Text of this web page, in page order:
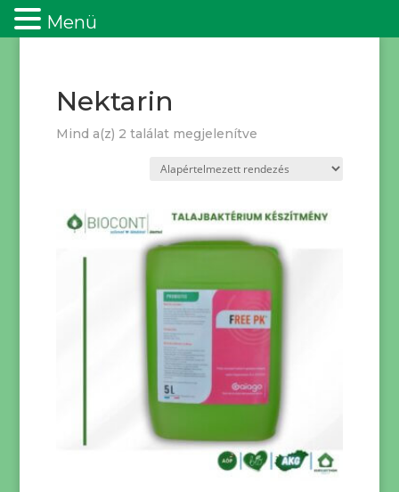
Nektarin
Mind a(z) 2 találat megjelenítve
Menü